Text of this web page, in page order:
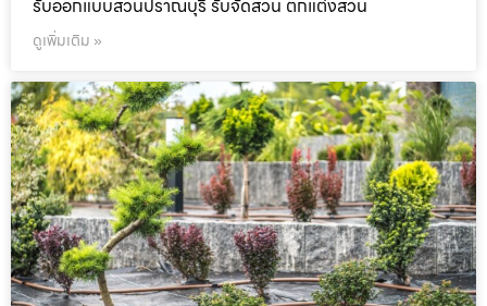
รับออกแบบสวนปราณบุรี รับจัดสวน ตกแต่งสวน
ดูเพิ่มเติม »